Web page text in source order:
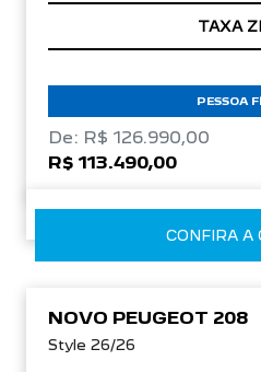
TAXA
PESSOA
De: R$ 126.990,00
R$ 113.490,00
CONFIRA A
NOVO PEUGEOT 208
Style 26/26